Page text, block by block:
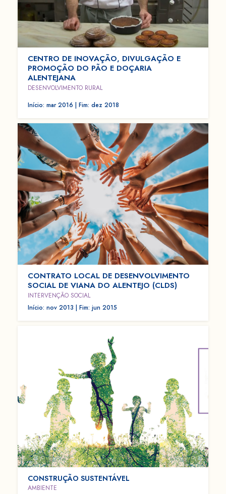
CENTRO DE INOVAÇÃO, DIVULGAÇÃO E
PROMOÇÃO DO PÃO E DOÇARIA
ALENTEJANA
DESENVOLVIMENTO RURAL
Início: mar 2016 | Fim: dez 2018
CONTRATO LOCAL DE DESENVOLVIMENTO
SOCIAL DE VIANA DO ALENTEJO (CLDS)
INTERVENÇÃO SOCIAL
Início: nov 2013 | Fim: jun 2015
CONSTRUÇÃO SUSTENTÁVEL
AMBIENTE